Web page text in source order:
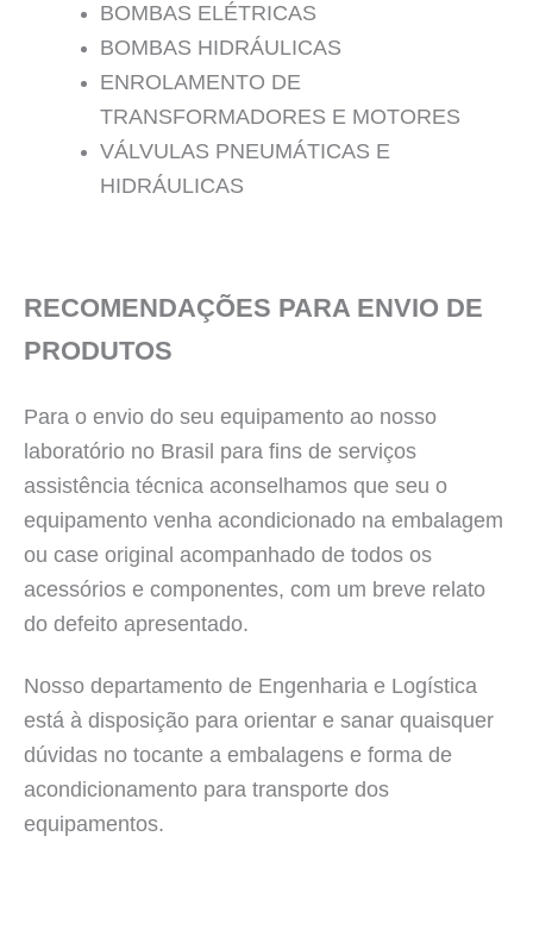
BOMBAS ELÉTRICAS
BOMBAS HIDRÁULICAS
ENROLAMENTO DE
TRANSFORMADORES E MOTORES
VÁLVULAS PNEUMÁTICAS E
HIDRÁULICAS
RECOMENDAÇÕES PARA ENVIO DE
PRODUTOS
Para o envio do seu equipamento ao nosso
laboratório no Brasil para fins de serviços
assistência técnica aconselhamos que seu o
equipamento venha acondicionado na embalagem
ou case original acompanhado de todos os
acessórios e componentes, com um breve relato
do defeito apresentado.
Nosso departamento de Engenharia e Logística
está à disposição para orientar e sanar quaisquer
dúvidas no tocante a embalagens e forma de
acondicionamento para transporte dos
equipamentos.